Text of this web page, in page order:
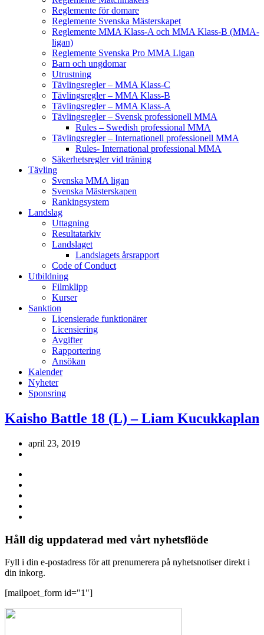
Reglemente för domare
Reglemente Svenska Mästerskapet
Reglemente MMA Klass-A och MMA Klass-B (MMA-
ligan)
Reglemente Svenska Pro MMA Ligan
Barn och ungdomar
Utrustning
Tävlingsregler – MMA Klass-C
Tävlingsregler – MMA Klass-B
Tävlingsregler – MMA Klass-A
Tävlingsregler – Svensk professionell MMA
Rules – Swedish professional MMA
Tävlingsregler – Internationell professionell MMA
Rules- International professional MMA
Säkerhetsregler vid träning
Tävling
Svenska MMA ligan
Svenska Mästerskapen
Rankingsystem
Landslag
Uttagning
Resultatarkiv
Landslaget
Landslagets årsrapport
Code of Conduct
Utbildning
Filmklipp
Kurser
Sanktion
Licensierade funktionärer
Licensiering
Avgifter
Rapportering
Ansökan
Kalender
Nyheter
Sponsring
Kaisho Battle 18 (L) – Liam Kucukkaplan
april 23, 2019
Håll dig uppdaterad med vårt nyhetsflöde
Fyll i din e-postadress för att prenumerera på nyhetsnotiser direkt i
din inkorg.
[mailpoet_form id="1"]